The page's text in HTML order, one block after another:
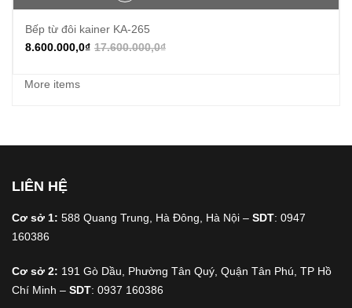
Bếp từ đôi kainer KA-265
17.600.000,0₫
8.600.000,0₫
More items
LIÊN HỆ
Cơ sở 1: 588 Quang Trung, Hà Đông, Hà Nội – SDT: 0947
160386
Cơ sở 2: 191 Gò Dầu, Phường Tân Quý, Quận Tân Phú, TP Hồ
Chí Minh – SDT: 0937 160386